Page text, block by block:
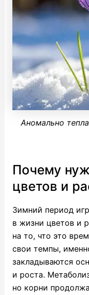
Аномально
Почему
цветов и
Зимний период
в жизни цветов и
на то, что это
свои темпы,
закладываются
и роста.
но корни